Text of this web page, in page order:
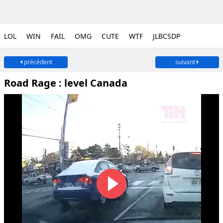
LOL WIN FAIL OMG CUTE WTF JLBCSDP
précédent suivant
Road Rage : level Canada